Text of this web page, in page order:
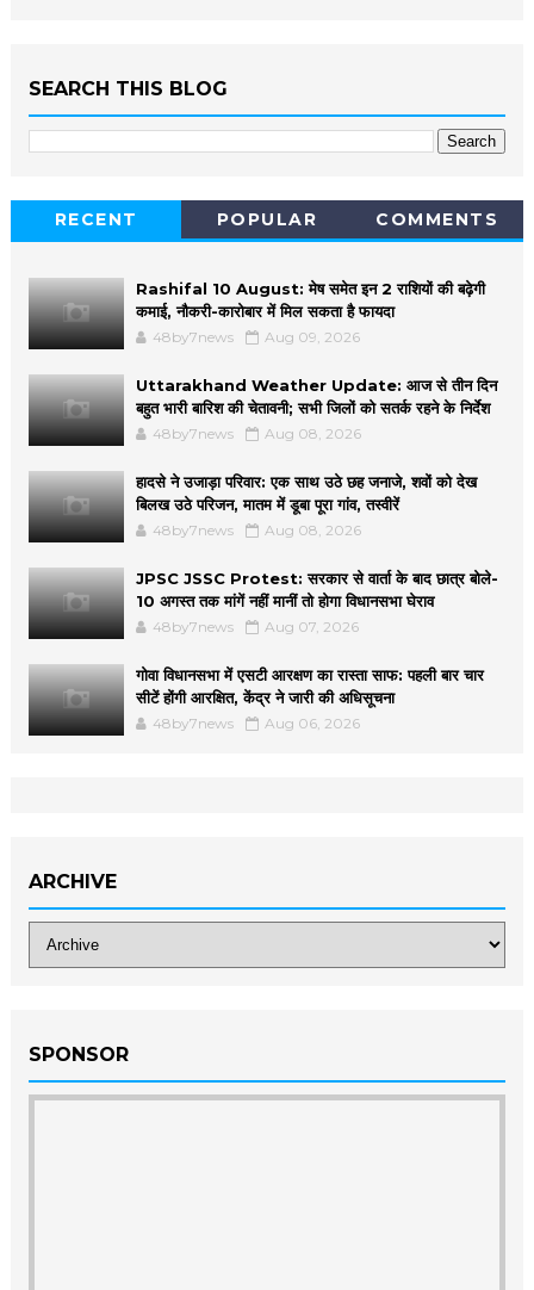
SEARCH THIS BLOG
RECENT POPULAR COMMENTS
Rashifal 10 August: मेष समेत इन 2 राशियों की बढ़ेगी
कमाई, नौकरी-कारोबार में मिल सकता है फायदा
48by7news Aug 09, 2026
Uttarakhand Weather Update: आज से तीन दिन
बहुत भारी बारिश की चेतावनी; सभी जिलों को सतर्क रहने के निर्देश
48by7news Aug 08, 2026
हादसे ने उजाड़ा परिवार: एक साथ उठे छह जनाजे, शवों को देख
बिलख उठे परिजन, मातम में डूबा पूरा गांव, तस्वीरें
48by7news Aug 08, 2026
JPSC JSSC Protest: सरकार से वार्ता के बाद छात्र बोले-
10 अगस्त तक मांगें नहीं मानीं तो होगा विधानसभा घेराव
48by7news Aug 07, 2026
गोवा विधानसभा में एसटी आरक्षण का रास्ता साफ: पहली बार चार
सीटें होंगी आरक्षित, केंद्र ने जारी की अधिसूचना
48by7news Aug 06, 2026
ARCHIVE
SPONSOR